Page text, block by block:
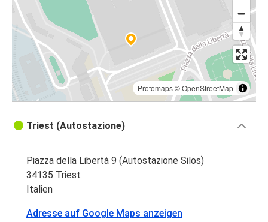
Protomaps©OpenStreetMap
Triest (Autostazione)
Piazza della Libertà 9 (Autostazione Silos)
34135 Triest
Italien
Adresse auf Google Maps anzeigen